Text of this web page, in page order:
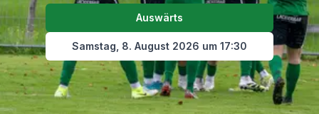
Auswärts
Samstag, 8. August 2026 um 17:30